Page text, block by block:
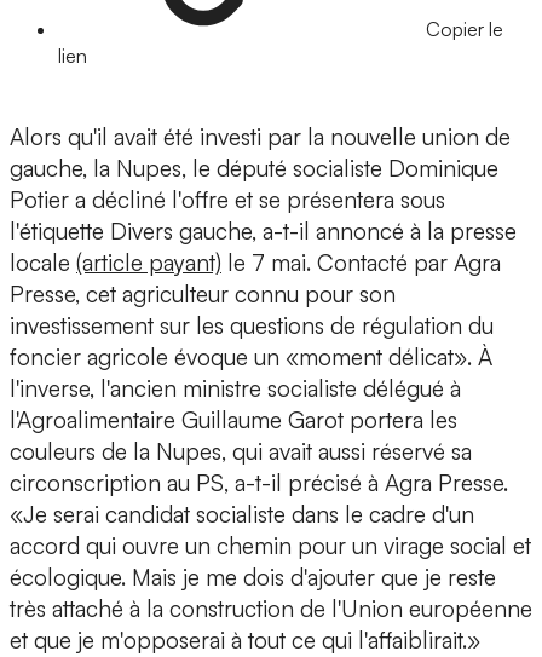
Copier le
lien
Alors qu'il avait été investi par la nouvelle union de
gauche, la Nupes, le député socialiste Dominique
Potier a décliné l'offre et se présentera sous
l'étiquette Divers gauche, a-t-il annoncé à la presse
locale (article payant) le 7 mai. Contacté par Agra
Presse, cet agriculteur connu pour son
investissement sur les questions de régulation du
foncier agricole évoque un «moment délicat». À
l'inverse, l'ancien ministre socialiste délégué à
l'Agroalimentaire Guillaume Garot portera les
couleurs de la Nupes, qui avait aussi réservé sa
circonscription au PS, a-t-il précisé à Agra Presse.
«Je serai candidat socialiste dans le cadre d'un
accord qui ouvre un chemin pour un virage social et
écologique. Mais je me dois d'ajouter que je reste
très attaché à la construction de l'Union européenne
et que je m'opposerai à tout ce qui l'affaiblirait.»